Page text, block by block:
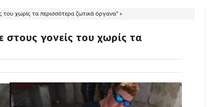
χωρίς τα περισσότερα ζωτικά όργανα" »
γονείς του χωρίς τα